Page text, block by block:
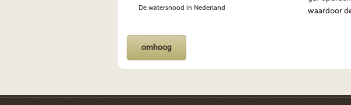
De watersnood in Nederland
waardoor
omhoog